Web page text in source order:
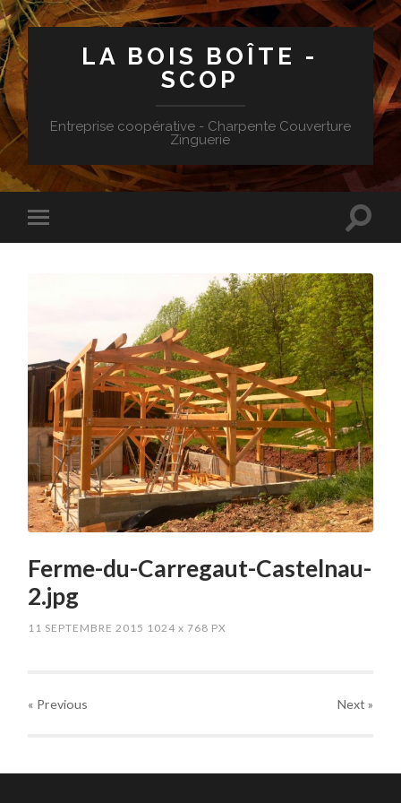
LA BOIS BOÎTE -
SCOP
Entreprise coopérative - Charpente Couverture
Zinguerie
Ferme-du-Carregaut-Castelnau-
2.jpg
11 SEPTEMBRE 2015 1024x 768 PX
« Previous Next »